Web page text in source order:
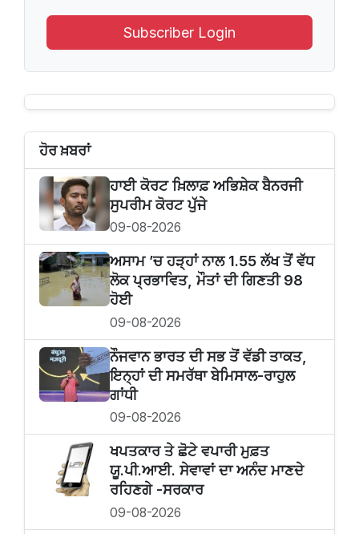
Subscriber Login
ਹੋਰ ਖ਼ਬਰਾਂ
ਹਾਈ ਕੋਰਟ ਖ਼ਿਲਾਫ਼ ਅਭਿਸ਼ੇਕ ਬੈਨਰਜੀ
ਸੁਪਰੀਮ ਕੋਰਟ ਪੁੱਜੇ
09-08-2026
ਅਸਾਮ ’ਚ ਹੜ੍ਹਾਂ ਨਾਲ 1.55 ਲੱਖ ਤੋਂ ਵੱਧ
ਲੋਕ ਪ੍ਰਭਾਵਿਤ, ਮੌਤਾਂ ਦੀ ਗਿਣਤੀ 98
ਹੋਈ
09-08-2026
ਨੌਜਵਾਨ ਭਾਰਤ ਦੀ ਸਭ ਤੋਂ ਵੱਡੀ ਤਾਕਤ,
ਇਨ੍ਹਾਂ ਦੀ ਸਮਰੱਥਾ ਬੇਮਿਸਾਲ-ਰਾਹੁਲ
ਗਾਂਧੀ
09-08-2026
ਖਪਤਕਾਰ ਤੇ ਛੋਟੇ ਵਪਾਰੀ ਮੁਫ਼ਤ
ਯੂ.ਪੀ.ਆਈ. ਸੇਵਾਵਾਂ ਦਾ ਅਨੰਦ ਮਾਣਦੇ
ਰਹਿਣਗੇ -ਸਰਕਾਰ
09-08-2026